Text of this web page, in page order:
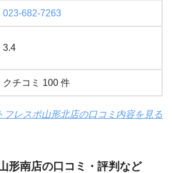
023-682-7263
3.4
クチコミ 100 件
フレスポ山形北店の口コミ内容を見る
形南店の口コミ・評判など